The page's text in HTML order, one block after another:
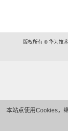
本站点使用Cookies，
版权所有 © 华为技